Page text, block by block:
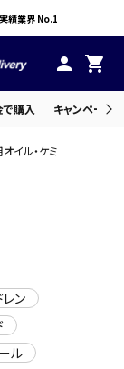
績業界 No.1
person shopping_cart
購入 キャンペーン
イル・ケミ
ン
ル